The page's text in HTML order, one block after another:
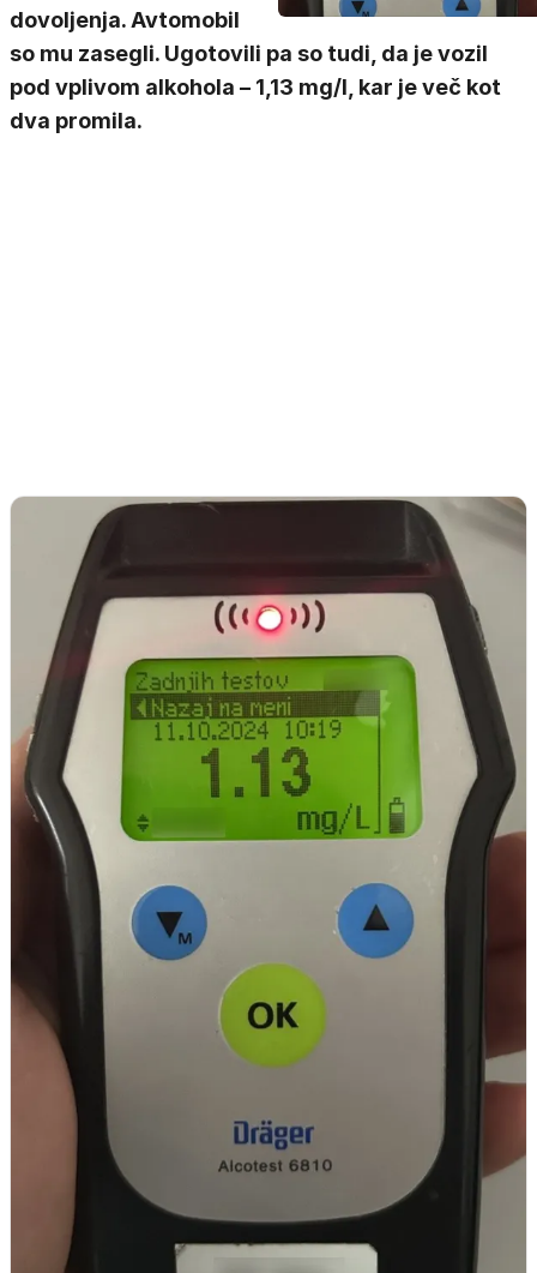
dovoljenja. Avtomobil
so mu zasegli. Ugotovili pa so tudi, da je vozil
pod vplivom alkohola – 1,13 mg/l, kar je več kot
dva promila.